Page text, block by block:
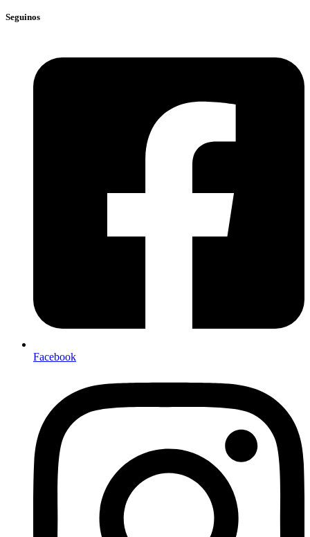
Seguinos
Facebook